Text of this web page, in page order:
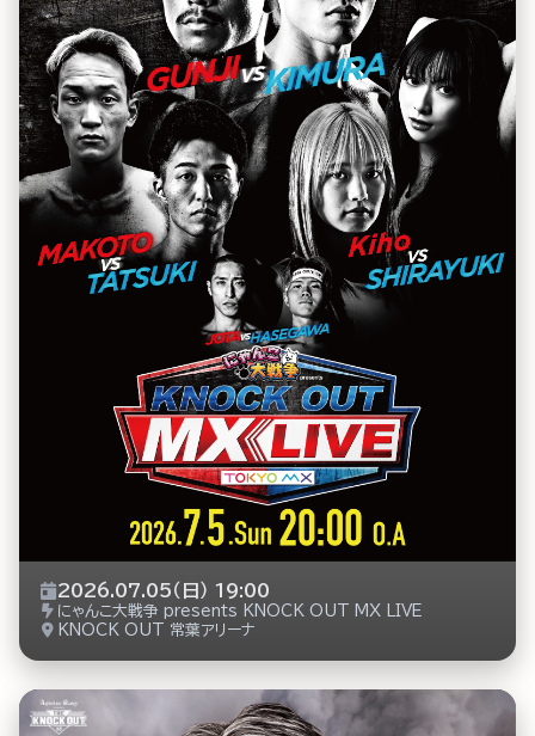
2026.07.05（日） 19:00
にゃんこ大戦争 presents KNOCK OUT MX LIVE
KNOCK OUT 常葉アリーナ